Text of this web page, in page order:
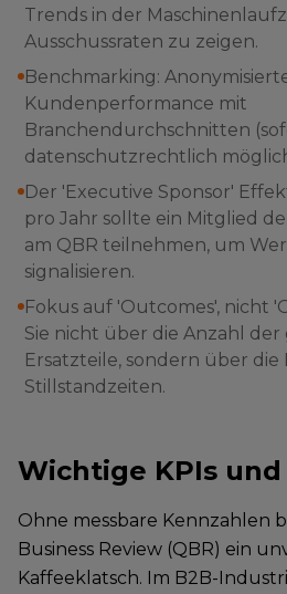
Trends in der
Ausschussraten zu zeigen.
Benchmarking:
Kundenperformance mit
Branchendurchschnitten
datenschutzrechtlich
Der 'Executive Sponsor'
pro Jahr sollte ein Mitglied
am QBR teilnehmen, um
signalisieren.
Fokus auf 'Outcomes', nicht
Sie nicht über die Anzahl
Ersatzteile, sondern über
Stillstandzeiten.
Wichtige KPIs
Ohne messbare Kennzahlen
Business Review (QBR) ein
Kaffeeklatsch. Im B2B-